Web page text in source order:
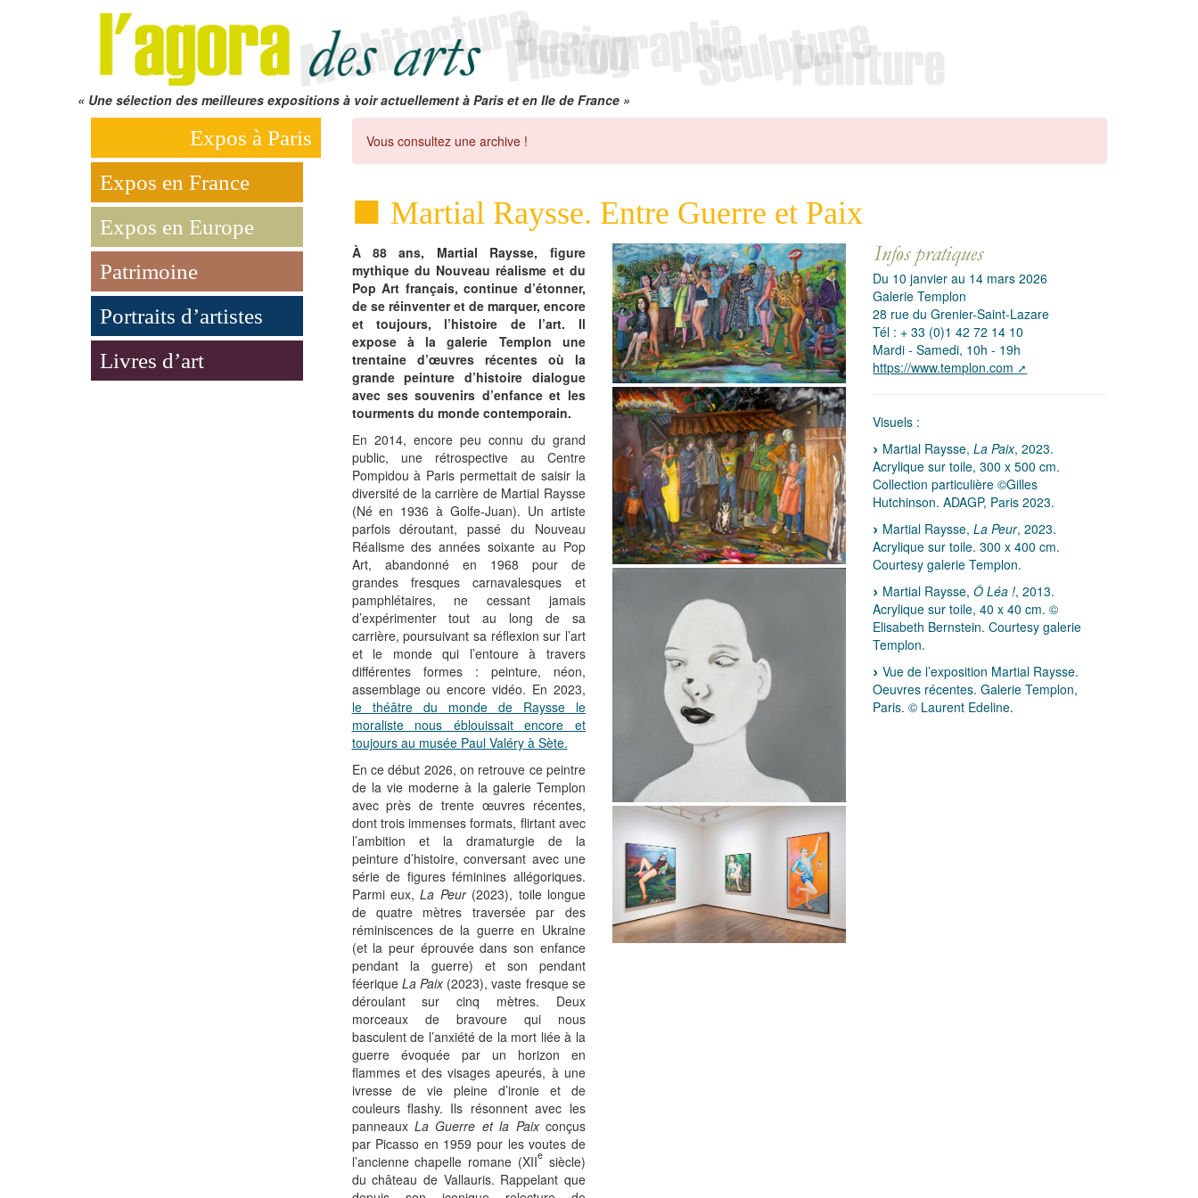
« Une sélection des meilleures expositions à voir actuellement à Paris et en Ile de France »
Expos à Paris
Expos en France
Expos en Europe
Patrimoine
Portraits d’artistes
Livres d’art
Vous consultez une archive !
Martial Raysse. Entre Guerre et Paix
À 88 ans, Martial Raysse, figure
mythique du Nouveau réalisme et du
Pop Art français, continue d’étonner,
de se réinventer et de marquer, encore
et toujours, l’histoire de l’art. Il
expose à la galerie Templon une
trentaine d’œuvres récentes où la
grande peinture d’histoire dialogue
avec ses souvenirs d’enfance et les
tourments du monde contemporain.
En 2014, encore peu connu du grand
public, une rétrospective au Centre
Pompidou à Paris permettait de saisir la
diversité de la carrière de Martial Raysse
(Né en 1936 à Golfe-Juan). Un artiste
parfois déroutant, passé du Nouveau
Réalisme des années soixante au Pop
Art, abandonné en 1968 pour de
grandes fresques carnavalesques et
pamphlétaires, ne cessant jamais
d’expérimenter tout au long de sa
carrière, poursuivant sa réflexion sur l’art
et le monde qui l’entoure à travers
différentes formes : peinture, néon,
assemblage ou encore vidéo. En 2023,
le théâtre du monde de Raysse le
moraliste nous éblouissait encore et
toujours au musée Paul Valéry à Sète.
En ce début 2026, on retrouve ce peintre
de la vie moderne à la galerie Templon
avec près de trente œuvres récentes,
dont trois immenses formats, flirtant avec
l’ambition et la dramaturgie de la
peinture d’histoire, conversant avec une
série de figures féminines allégoriques.
Parmi eux,La Peur(2023), toile longue
de quatre mètres traversée par des
réminiscences de la guerre en Ukraine
(et la peur éprouvée dans son enfance
pendant la guerre) et son pendant
féerique La Paix(2023), vaste fresque se
déroulant sur cinq mètres. Deux
morceaux de bravoure qui nous
basculent de l’anxiété de la mort liée à la
guerre évoquée par un horizon en
flammes et des visages apeurés, à une
ivresse de vie pleine d’ironie et de
couleurs flashy. Ils résonnent avec les
panneaux La Guerre et la Paixconçus
par Picasso en 1959 pour les voutes de
l’ancienne chapelle romane (XIIe siècle)
du château de Vallauris. Rappelant que
Du 10 janvier au 14 mars 2026
Galerie Templon
28 rue du Grenier-Saint-Lazare
Tél : + 33 (0)1 42 72 14 10
Mardi - Samedi, 10h - 19h
https://www.templon.com
Visuels :
Martial Raysse,La Paix, 2023.
Acrylique sur toile, 300 x 500 cm.
Collection particulière ©Gilles
Hutchinson. ADAGP, Paris 2023.
Martial Raysse,La Peur, 2023.
Acrylique sur toile. 300 x 400 cm.
Courtesy galerie Templon.
Martial Raysse,Ô Léa !, 2013.
Acrylique sur toile, 40 x 40 cm. ©
Elisabeth Bernstein. Courtesy galerie
Templon.
Vue de l’exposition Martial Raysse.
Oeuvres récentes. Galerie Templon,
Paris. © Laurent Edeline.